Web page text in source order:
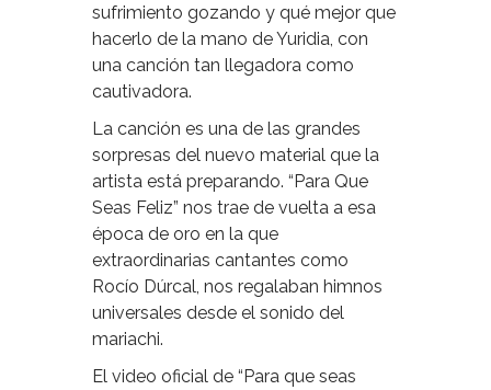
sufrimiento gozando y qué mejor que
hacerlo de la mano de Yuridia, con
una canción tan llegadora como
cautivadora.
La canción es una de las grandes
sorpresas del nuevo material que la
artista está preparando. “Para Que
Seas Feliz” nos trae de vuelta a esa
época de oro en la que
extraordinarias cantantes como
Rocío Dúrcal, nos regalaban himnos
universales desde el sonido del
mariachi.
El video oficial de “Para que seas